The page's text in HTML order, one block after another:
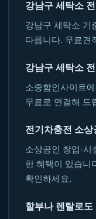
강남구 세탁소
강남구 세탁소 기
다릅니다. 무료견
강남구 세탁소
소중함인사이트
무료로 연결해 드
전기차충전 소
소상공인 창업·
한 혜택이 있습니
확인하세요.
할부나 렌탈로